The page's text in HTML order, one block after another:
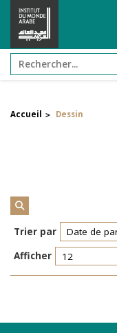
Filtrer par attribut
Réinitialiser les filtres
TENTER L'ART
Accueil > Dessin
Trier par
Afficher